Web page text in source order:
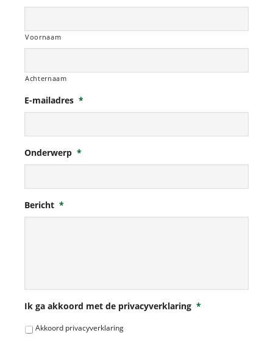
Voornaam
Achternaam
E-mailadres *
Onderwerp *
Bericht *
Ik ga akkoord met de privacyverklaring *
Akkoord privacyverklaring